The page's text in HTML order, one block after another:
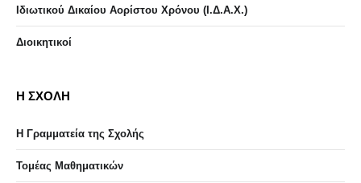
Ιδιωτικού Δικαίου Αορίστου Χρόνου (Ι.Δ.Α.Χ.)
Διοικητικοί
Η ΣΧΟΛΗ
Η Γραμματεία της Σχολής
Τομέας Μαθηματικών